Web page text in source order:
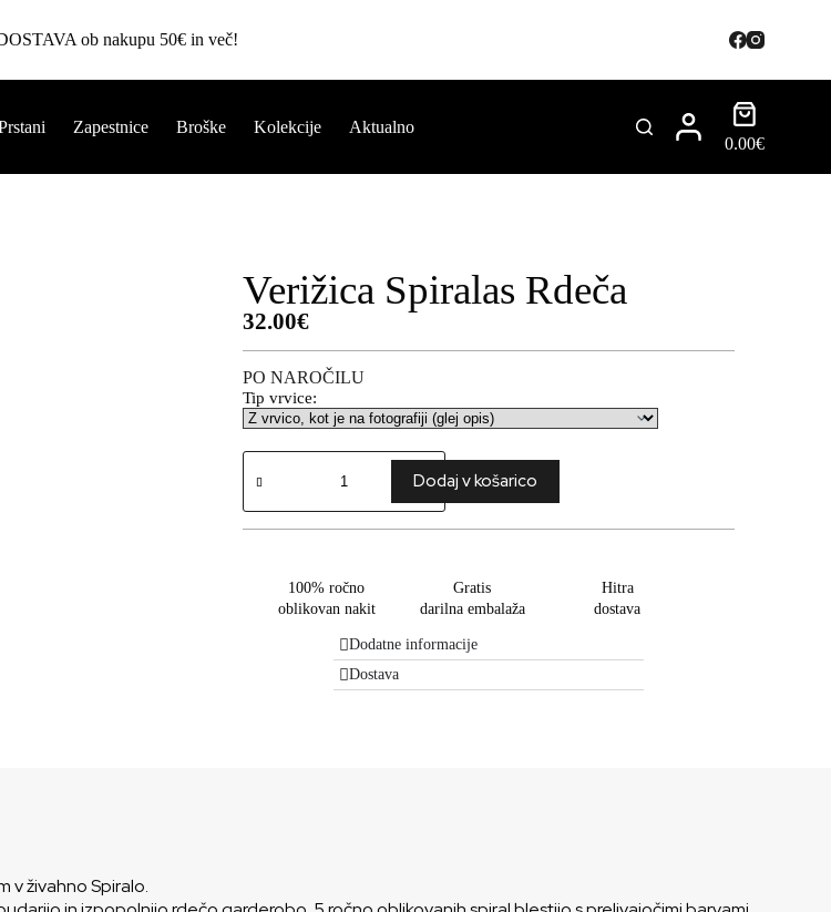
ob nakupu 50€ in več!
Zapestnice Broške Kolekcije
Aktualno
0.00€
Verižica Spiralas Rdeča
32.00€
PO NAROČILU
Tip vrvice:
Dodaj v košarico
100% ročno
oblikovan nakit
Gratis
darilna embalaža
Hitra
dostava
Dodatne informacije
Dostava
v živahno Spiralo.